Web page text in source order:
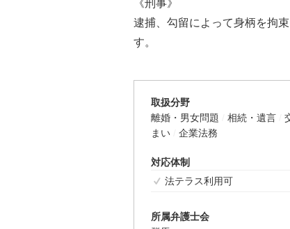
《刑事》
逮捕、勾留によって身柄を拘
す。
取扱分野
離婚・男女問題
相続・遺言
まい
企業法務
対応体制
法テラス利用可
所属弁護士会